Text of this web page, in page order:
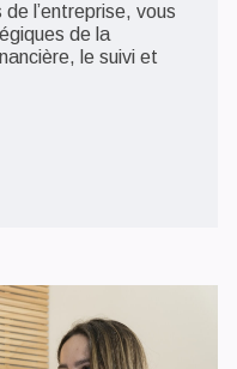
l’entreprise, vous
de la
le suivi et